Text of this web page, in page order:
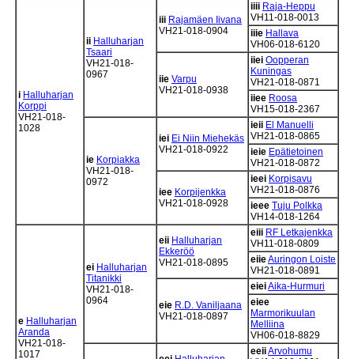
i Halluharjan
Korppi
VH21-018-
1028
ii Halluharjan
Tsaari
VH21-018-
0967
iii Rajamäen Iivana
VH21-018-0904
iiii Raja-Heppu
VH11-018-0013
iiie Hallava
VH06-018-6120
iie Varpu
VH21-018-0938
iiei Oopperan
Kuningas
VH21-018-0871
iiee Roosa
VH15-018-2367
ie Korpiakka
VH21-018-
0972
iei Ei Niin Miehekäs
VH21-018-0922
ieii El Manuelli
VH21-018-0865
ieie Epätietoinen
VH21-018-0872
iee Korpijenkka
VH21-018-0928
ieei Korpisavu
VH21-018-0876
ieee Tuju Polkka
VH14-018-1264
e Halluharjan
Aranda
VH21-018-
1017
ei Halluharjan
Titanikki
VH21-018-
0964
eii Halluharjan
Ekkeröö
VH21-018-0895
eiii RF Letkajenkka
VH11-018-0809
eiieAuringon Loiste
VH21-018-0891
eie R.D. Vaniljaana
VH21-018-0897
eieiAika-Hurmuri
eiee
Marmorikuulan
Melliina
VH06-018-8829
eeiiArvohumu